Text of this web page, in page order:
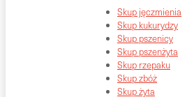
Skup jęczmienia
Skup kukurydzy
Skup pszenicy
Skup pszenżyta
Skup rzepaku
Skup zbóż
Skup żyta